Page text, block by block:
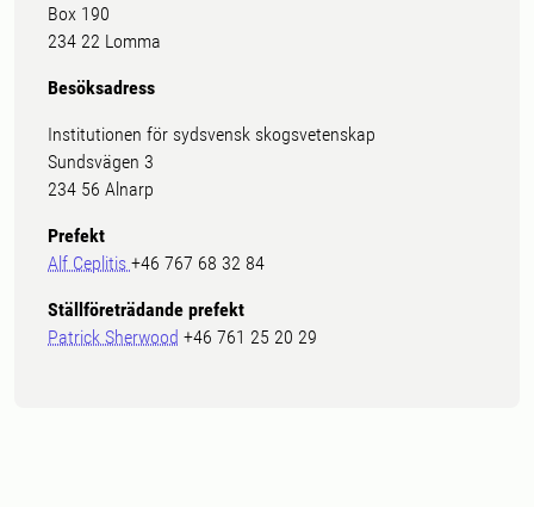
Box 190
234 22 Lomma
Besöksadress
Institutionen för sydsvensk skogsvetenskap
Sundsvägen 3
234 56 Alnarp
Prefekt
Alf Ceplitis +46 767 68 32 84
Ställföreträdande prefekt
Patrick Sherwood +46 761 25 20 29